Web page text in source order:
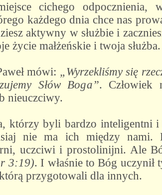
cichego
każdego dnia chce nas
aktywny w służbie i
życie małżeńskie i twoja służba.
mówi: „Wyrzekliśmy się
Słów Boga”. Człowiek
nieuczciwy.
którzy byli bardzo inteligentni
nie ma ich między nami.
uczciwi i prostolinijni. Ale
3:19). I właśnie to Bóg
przygotowali dla innych.